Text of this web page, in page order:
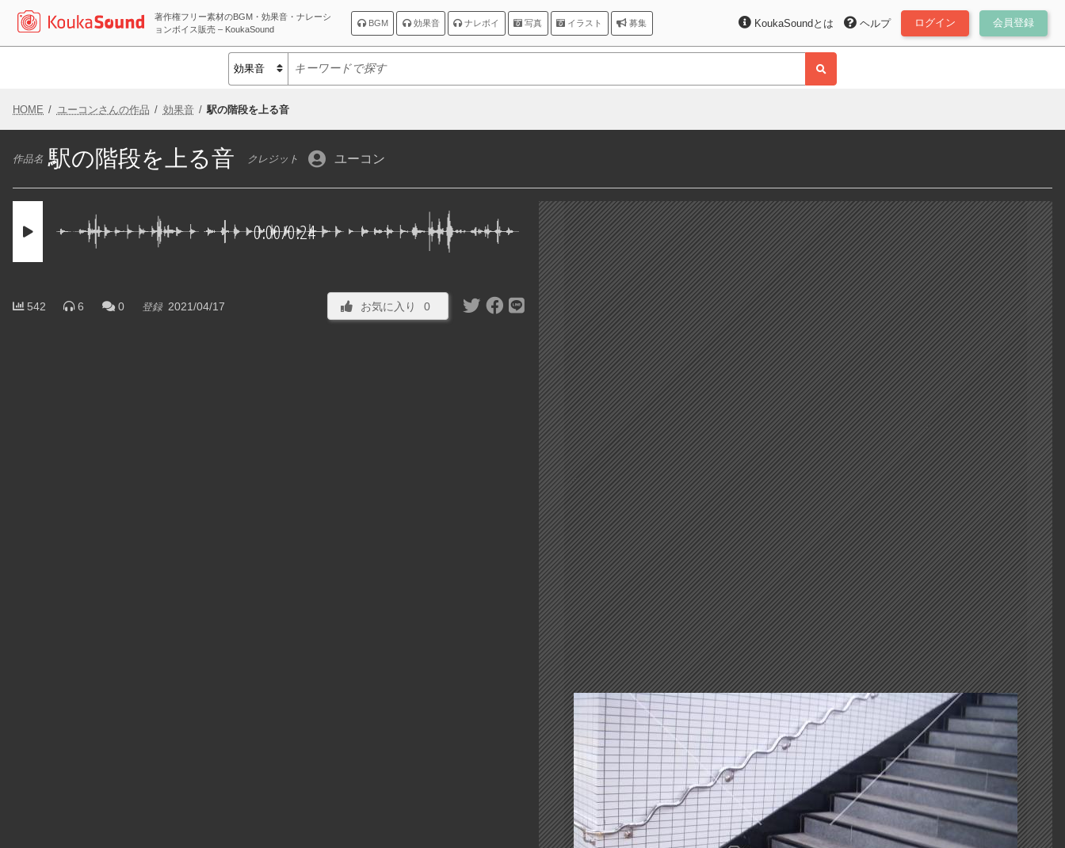
著作権フリー素材のBGM・効果音・ナレーシ
ョンボイス販売 – KoukaSound
BGM 効果音 ナレボイ 写真 イラスト 募集 ログイン 会員登録
ヘルプ
KoukaSoundとは
HOME ユーコンさんの作品 効果音 駅の階段を上る音
作品名 駅の階段を上る音 クレジット ユーコン
0:00/0:24
542 6 0 登録 2021/04/17 お気に入り 0